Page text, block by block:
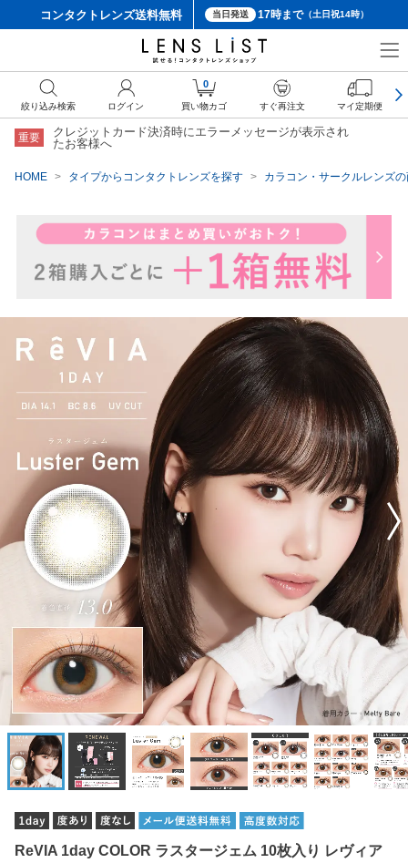
コンタクトレンズ送料無料 当日発送 17時まで（土日祝14時）
重要
クレジットカード決済時にエラーメッセージが表示され
たお客様へ
HOME タイプからコンタクトレンズを探す カラコン・サークルレンズ
ReVIA 1day COLOR ラスタージェム 10枚入り レヴィア
絞り込み検索 ログイン
0
買い物カゴ すぐ再注文 マイ定期便
クーポン詳細